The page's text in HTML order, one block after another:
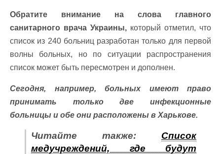
Обратите внимание на слова главного
санитарного врача Украины, который отметил, что
список из 240 больниц разработан только для первой
волны больных, но по ситуации распространения
список может быть пересмотрен и дополнен.
Сегодня, например, больных имеют право
принимать только две инфекционные
больницы и обе они расположены в Харькове.
Читайте также: Список
медучреждений, где будут